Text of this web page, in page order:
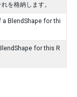
を格納します。
a BlendShape for thi
for this R